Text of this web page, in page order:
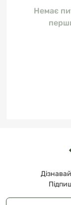
Немає